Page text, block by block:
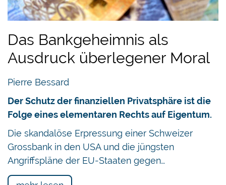
Das Bankgeheimnis als
Ausdruck überlegener Moral
Pierre Bessard
Der Schutz der finanziellen Privatsphäre ist die
Folge eines elementaren Rechts auf Eigentum.
Die skandalöse Erpressung einer Schweizer
Grossbank in den USA und die jüngsten
Angriffspläne der EU-Staaten gegen…